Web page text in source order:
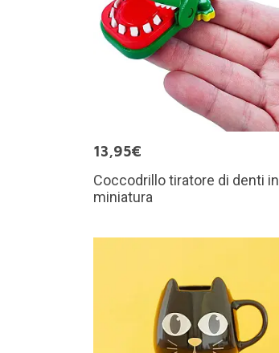
13,95€
Coccodrillo tiratore di denti in
miniatura